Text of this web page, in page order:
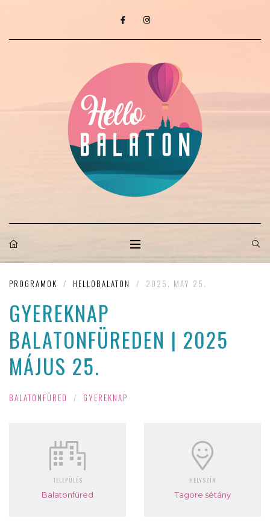
PROGRAMOK / HELLOBALATON / 2025. MAY 25.
GYEREKNAP
BALATONFÜREDEN | 2025
MÁJUS 25.
BALATONFÜRED / GYEREKNAP
TELEPÜLÉS
Balatonfüred
HELYSZÍN
Tagore sétány